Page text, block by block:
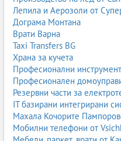
реставрация на
почистване на фасади
обработка на дърво;
почистване на ръжда и
декоративни ефекти
индустриално
Производствени
Пясъкоструенето е процес,
правилен избор на
Съвременните технологии
и по-ефективна обработка
Лепила и Аерозоли от
Дограма Монтана
Врати Варна
Taxi Transfers BG
Храна за кучета
Професионални
Професионален
Резервни части за
IT базирани интегрирани
Махала Кочорите
Мобилни телефони от